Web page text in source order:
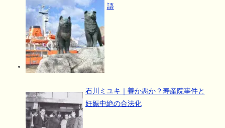
語
石川ミユキ｜善か悪か？寿産院事件と
妊娠中絶の合法化